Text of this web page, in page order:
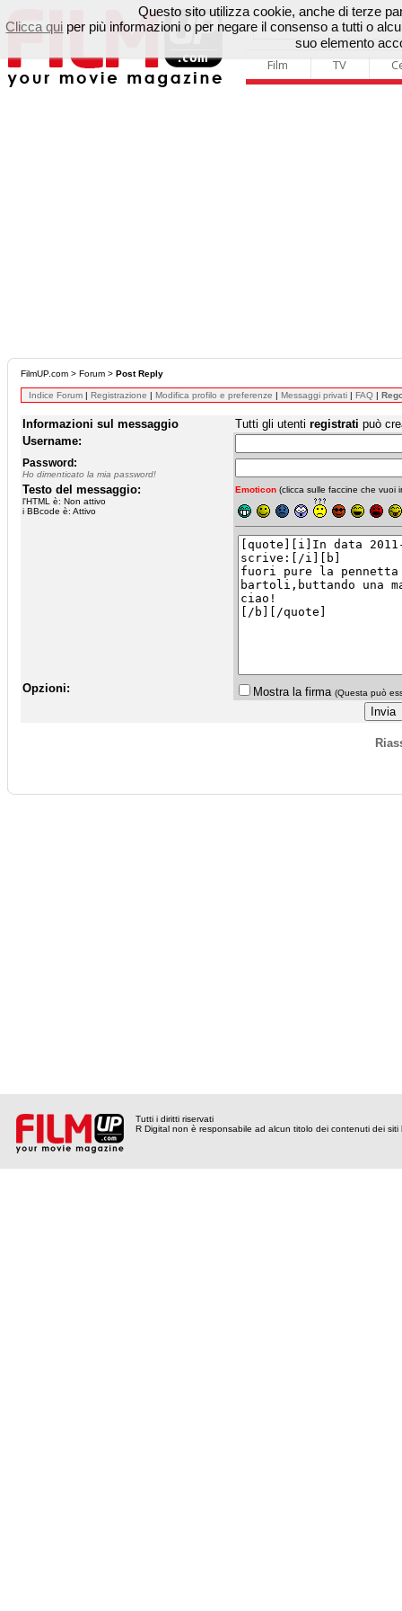
Film TV
FilmUP.com > Forum > Post Reply
Indice Forum | Registrazione | Modifica profilo e preferenze | Messaggi privati | FAQ |
Informazioni sul messaggio Tutti gli utenti registrati può
Username:
Password:
Ho dimenticato la mia password!
Testo del messaggio:
l'HTML è: Non attivo
i BBcode è: Attivo
Emoticon (clicca sulle faccine che vuoi
Opzioni: Mostra la firma (Questa può
Tutti i diritti riservati
R Digital non è responsabile ad alcun titolo dei contenuti dei siti
Questo sito utilizza cookie, anche di terze
Clicca qui per più informazioni o per negare il consenso a tutti o
suo elemento